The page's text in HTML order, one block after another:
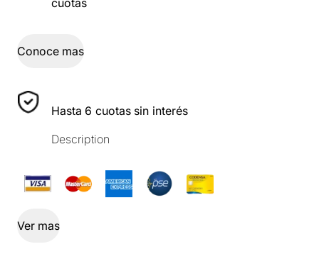
cuotas
Conoce mas
Hasta 6 cuotas sin interés
Description
Ver mas